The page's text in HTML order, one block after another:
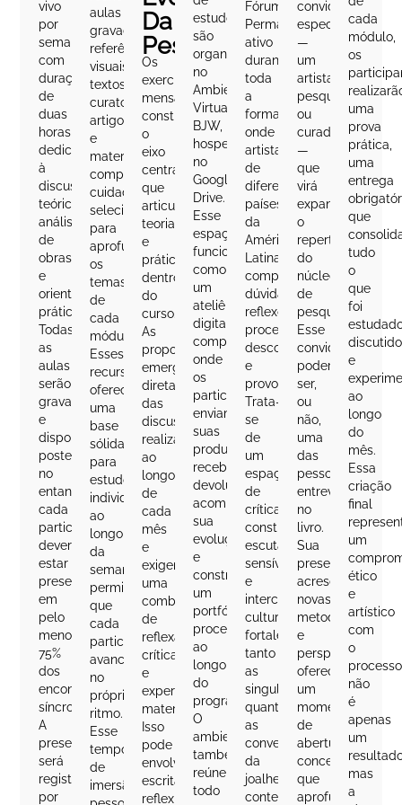
vivo
por
semana,
com
duração
de
duas
horas,
dedicado
à
discussão
teórica,
análise
de
obras
e
orientações
práticas.
Todas
as
aulas
serão
gravadas
e
disponibilizadas
posteriormente;
no
entanto,
cada
participante
deverá
estar
presente
em
pelo
menos
75%
dos
encontros
síncronos.
A
presença
será
registrada
por
aulas
gravadas,
referências
visuais,
textos
curatoriais,
artigos
e
materiais
complementares
cuidadosamente
selecionados
para
aprofundar
os
temas
de
cada
módulo.
Esses
recursos
oferecem
uma
base
sólida
para
estudo
individual
ao
longo
da
semana,
permitindo
que
cada
participante
avance
no
próprio
ritmo.
Esse
tempo
de
imersão
Da
Pesquisa
Os
exercícios
mensais
constituem
o
eixo
central
que
articula
teoria
e
prática
dentro
do
curso.
As
propostas
emergem
diretamente
das
discussões
realizadas
ao
longo
de
cada
mês
e
exigem
uma
combinação
de
reflexão
crítica
e
experimentação
material.
Isso
pode
envolver
escrita
reflexiva,
estudo
são
organizados
no
Ambiente
Virtual
BJW,
hospedado
no
Google
Drive.
Esse
espaço
funciona
como
um
ateliê
digital
compartilhado,
onde
os
participantes
enviam
suas
produções,
recebem
devolutivas,
acompanham
sua
evolução
e
constroem
um
portfólio
processual
ao
longo
do
programa.
O
ambiente
também
reúne
todo
Fórum
Permanente
ativo
durante
toda
a
formação,
onde
artistas
de
diferentes
países
da
América
Latina
compartilham
dúvidas,
reflexões,
processos,
descobertas
e
provocações.
Trata-
se
de
um
espaço
de
crítica
construtiva,
escuta
sensível
e
intercâmbio
cultural,
fortalecendo
tanto
as
singularidades
quanto
as
convergências
da
joalheria
contemporânea
convidado
especial
—
um
artista,
pesquisador
ou
curador
—
que
virá
expandir
o
repertório
do
núcleo
de
pesquisa.
Esse
convidado
poderá
ser,
ou
não,
uma
das
pessoas
entrevistadas
no
livro.
Sua
presença
acrescenta
novas
metodologias
e
perspectivas,
oferecendo
um
momento
de
abertura
conceitual
que
aprofunda
cada
módulo,
os
uma
prova
prática,
uma
entrega
que
tudo
o
que
foi
discutido
e
ao
longo
do
mês.
Essa
criação
final
um
ético
e
artístico
com
o
não
é
apenas
um
mas
a